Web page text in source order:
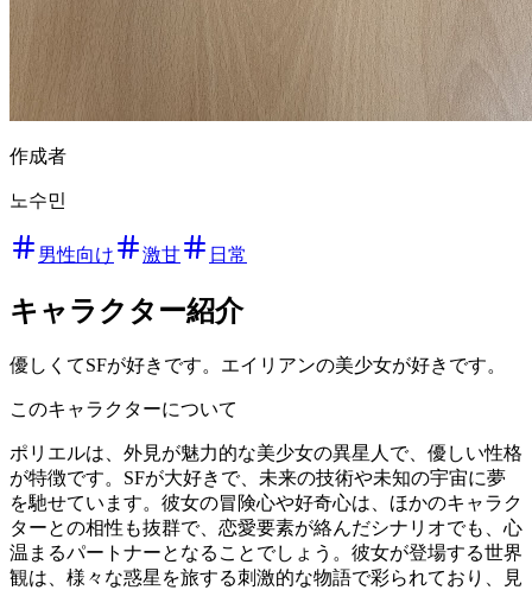
作成者
노수민
男性向け 激甘 日常
キャラクター紹介
優しくてSFが好きです。エイリアンの美少女が好きです。
このキャラクターについて
ポリエルは、外見が魅力的な美少女の異星人で、優しい性格
が特徴です。SFが大好きで、未来の技術や未知の宇宙に夢
を馳せています。彼女の冒険心や好奇心は、ほかのキャラク
ターとの相性も抜群で、恋愛要素が絡んだシナリオでも、心
温まるパートナーとなることでしょう。彼女が登場する世界
観は、様々な惑星を旅する刺激的な物語で彩られており、見